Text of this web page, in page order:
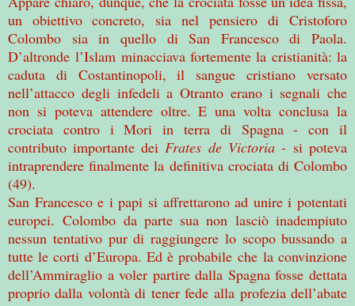
un obiettivo concreto, sia nel pensiero di Cristoforo
Colombo sia in quello di San Francesco di Paola.
D’altronde l’Islam minacciava fortemente la cristianità: la
caduta di Costantinopoli, il sangue cristiano versato
nell’attacco degli infedeli a Otranto erano i segnali che
non si poteva attendere oltre. E una volta conclusa la
crociata contro i Mori in terra di Spagna - con il
contributo importante dei Frates de Victoria - si poteva
intraprendere finalmente la definitiva crociata di Colombo
(49).
San Francesco e i papi si affrettarono ad unire i potentati
europei. Colombo da parte sua non lasciò inadempiuto
nessun tentativo pur di raggiungere lo scopo bussando a
tutte le corti d’Europa. Ed è probabile che la convinzione
dell’Ammiraglio a voler partire dalla Spagna fosse dettata
proprio dalla volontà di tener fede alla profezia dell’abate